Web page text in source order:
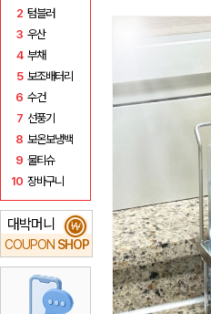
2 텀블러
3 우산
4 부채
5 보조배터리
6 수건
7 선풍기
8 보온보냉백
9 물티슈
10 장바구니
대박머니
COUPON SHOP
₩